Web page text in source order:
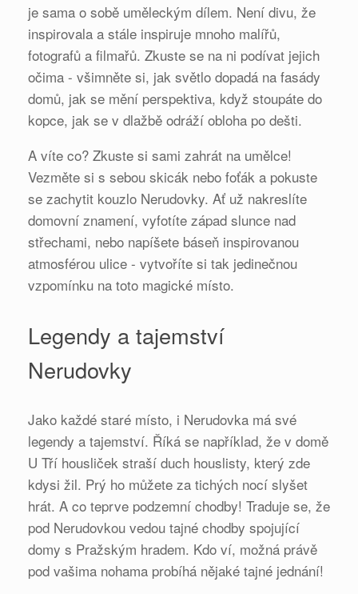
je sama o sobě uměleckým dílem. Není divu, že
inspirovala a stále inspiruje mnoho malířů,
fotografů a filmařů. Zkuste se na ni podívat jejich
očima - všimněte si, jak světlo dopadá na fasády
domů, jak se mění perspektiva, když stoupáte do
kopce, jak se v dlažbě odráží obloha po dešti.
A víte co? Zkuste si sami zahrát na umělce!
Vezměte si s sebou skicák nebo foťák a pokuste
se zachytit kouzlo Nerudovky. Ať už nakreslíte
domovní znamení, vyfotíte západ slunce nad
střechami, nebo napíšete báseň inspirovanou
atmosférou ulice - vytvoříte si tak jedinečnou
vzpomínku na toto magické místo.
Legendy a tajemství
Nerudovky
Jako každé staré místo, i Nerudovka má své
legendy a tajemství. Říká se například, že v domě
U Tří housliček straší duch houslisty, který zde
kdysi žil. Prý ho můžete za tichých nocí slyšet
hrát. A co teprve podzemní chodby! Traduje se, že
pod Nerudovkou vedou tajné chodby spojující
domy s Pražským hradem. Kdo ví, možná právě
pod vašima nohama probíhá nějaké tajné jednání!